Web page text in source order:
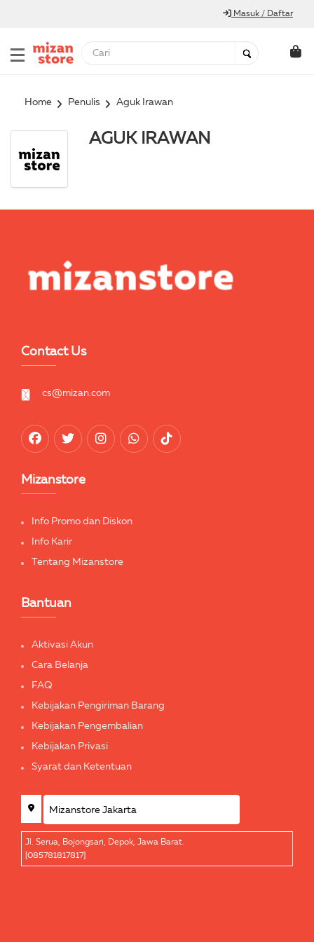
Masuk / Daftar
Home Penulis Aguk Irawan
AGUK IRAWAN
Contact Us
cs@mizan.com
Mizanstore
Info Promo dan Diskon
Info Karir
Tentang Mizanstore
Bantuan
Aktivasi Akun
Cara Belanja
FAQ
Kebijakan Pengiriman Barang
Kebijakan Pengembalian
Kebijakan Privasi
Syarat dan Ketentuan
Jl. Serua, Bojongsari, Depok, Jawa Barat.
[085781817817]